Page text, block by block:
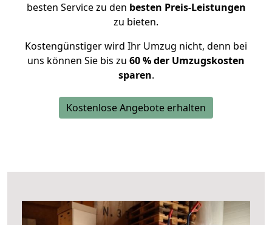
besten Service zu den besten Preis-Leistungen
zu bieten.
Kostengünstiger wird Ihr Umzug nicht, denn bei
uns können Sie bis zu 60 % der Umzugskosten
sparen.
Kostenlose Angebote erhalten